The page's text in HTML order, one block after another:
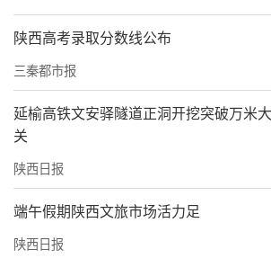
因地制宜、补阙拾遗、发挥优
原则，着力加强新的社会阶层
育。按照“一点一策、一基地
路，依托电商产业园新媒体从
坪欣陕农业科技有限公司特色
模式、汉巴食品有限公司非遗
优势，精心打造5个各具特色的
融合“联络联谊、文化传承、
献策”四大功能，开展同心学
陕西高考录取分数线公布
三秦都市报
延榆高铁文安驿隧道正洞开挖突破万米大
关
陕西日报
端午假期陕西文旅市场活力足
陕西日报